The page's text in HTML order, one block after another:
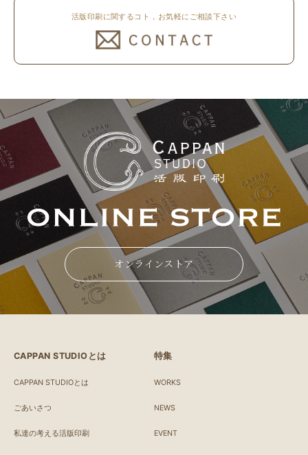
活版印刷に関するコト，お気軽にご相談下さい
オンラインストア
CAPPAN STUDIOとは
CAPPAN STUDIOとは
ごあいさつ
私達の考える活版印刷
特集
WORKS
NEWS
EVENT